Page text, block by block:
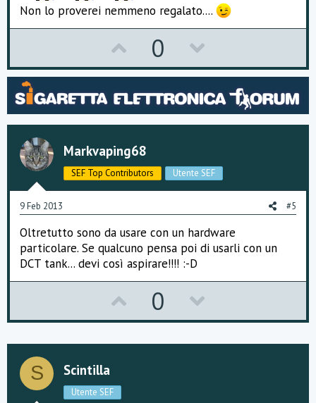
Non lo proverei nemmeno regalato....
p
v
o
t
e
0
o
w
n
o
t
e
Markvaping68
SEF Top Contributors Utente SEF
9 Feb 2013 #5
Oltretutto sono da usare con un hardware
particolare. Se qualcuno pensa poi di usarli con un
DCT tank... devi così aspirare!!!! :-D
p
v
0
o
w
S Scintilla
Utente SEF